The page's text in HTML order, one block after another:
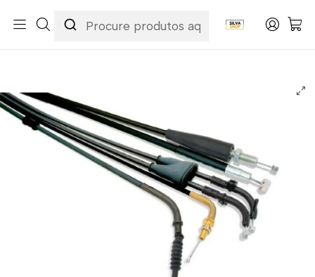
Acessórios & Personalização
Cabos
Cabos de Embraiagem
Cabo de Embraiagem Yamaha WR 400 F 98-99 / YZ 400 F